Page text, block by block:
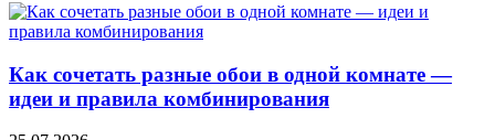
Как сочетать разные обои в одной комнате —
идеи и правила комбинирования